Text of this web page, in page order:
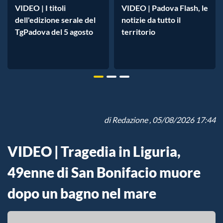
VIDEO | I titoli
dell'edizione serale del
TgPadova del 5 agosto
VIDEO | Padova Flash, le
notizie da tutto il
territorio
diRedazione, 05/08/2026 17:44
VIDEO | Tragedia in Liguria,
49enne di San Bonifacio muore
dopo un bagno nel mare